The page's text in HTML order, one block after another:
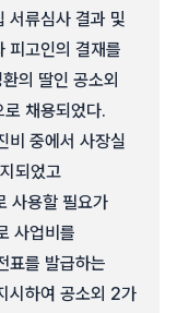
서류심사 결과 및
피고인의 결재를
의 딸인 공소외
채용되었다.
비 중에서 사장실
되었고
사용할 필요가
사업비를
표를 발급하는
시하여 공소외 2가